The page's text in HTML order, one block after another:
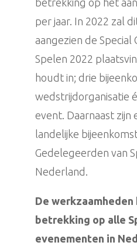
per jaar. In 2022 zal
aangezien de Special
Spelen 2022
houdt in; drie
wedstrijdorganisatie
event. Daarnaast zijn
landelijke
Gedelegeerden van
Nederland.
De werkzaamheden
betrekking op alle
evenementen in